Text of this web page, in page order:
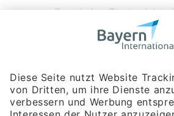
Bayerische Gesellschaft für
Rosenheimer Str. 143C
81671 München
Tel:+49 180 5949260